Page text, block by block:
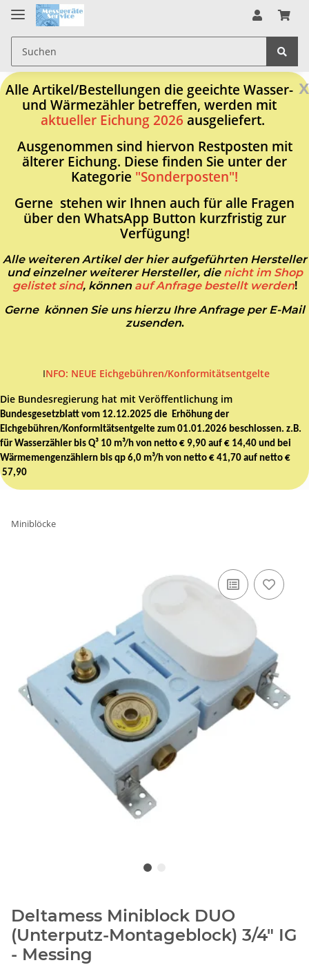
x
Alle Artikel/Bestellungen die geeichte Wasser-
und Wärmezähler betreffen, werden mit
aktueller Eichung 2026 ausgeliefert.
Ausgenommen sind hiervon Restposten mit
älterer Eichung. Diese finden Sie unter der
Kategorie "Sonderposten"!
Gerne stehen wir Ihnen auch für alle Fragen
über den WhatsApp Button kurzfristig zur
Verfügung!
Alle weiteren Artikel der hier aufgeführten Hersteller
und einzelner weiterer Hersteller, die nicht im Shop
gelistet sind, können auf Anfrage bestellt werden!
Gerne können Sie uns hierzu Ihre Anfrage per E-Mail
zusenden.
INFO: NEUE Eichgebühren/Konformitätsentgelte
Die Bundesregierung hat mit Veröffentlichung im
Bundesgesetzblatt vom 12.12.2025 die Erhöhung der
Eichgebühren/Konformitätsentgelte zum 01.01.2026 beschlossen. z.B.
für Wasserzähler bis Q³ 10 m³/h von netto € 9,90 auf € 14,40 und bei
Wärmemengenzählern bis qp 6,0 m³/h von netto € 41,70 auf netto €
57,90
Miniblöcke
Deltamess Miniblock DUO
(Unterputz-Montageblock) 3/4" IG
- Messing